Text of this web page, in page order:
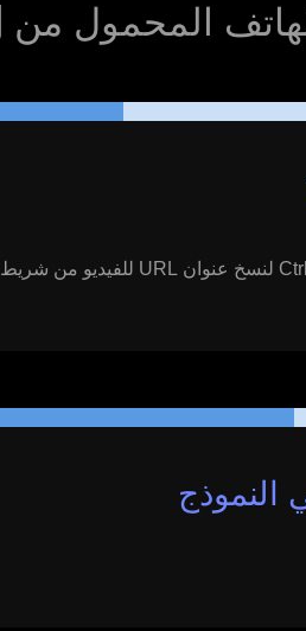
المحمول من
". ثم استخدم Ctrl+C لنسخ عنوان URL للفيديو من شريط